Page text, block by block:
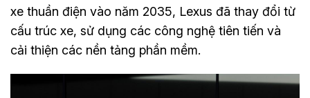
xe thuần điện vào năm 2035, Lexus đã thay đổi từ
cấu trúc xe, sử dụng các công nghệ tiên tiến và
cải thiện các nền tảng phần mềm.